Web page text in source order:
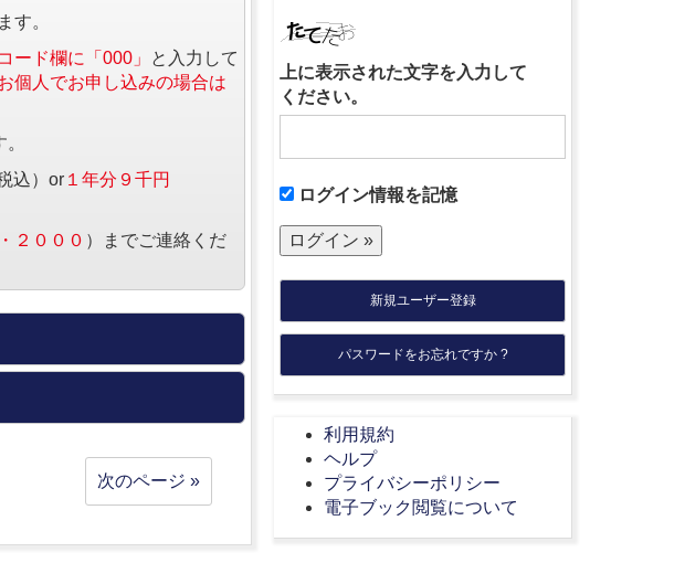
す。
ード欄に「000」
と入力して
個人でお申し込みの場合は
込）or １年分９千円
２０００ ）までご連絡くだ
次のページ »
上に表示された文字を入力して
ください。
ログイン情報を記憶
新規ユーザー登録
パスワードをお忘れですか ?
利用規約
ヘルプ
プライバシーポリシー
電子ブック閲覧について